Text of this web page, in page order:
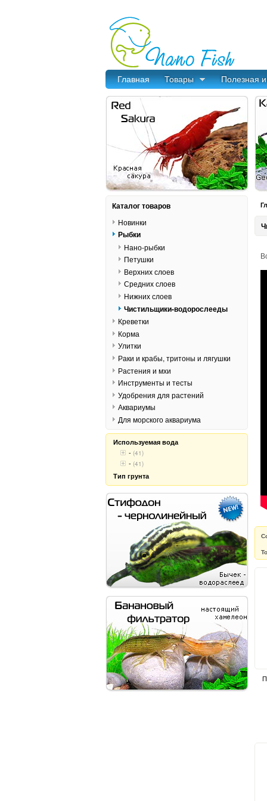
Главная Товары Полезная
Каталог товаров
Новинки
Рыбки
Нано-рыбки
Петушки
Верхних слоев
Средних слоев
Нижних слоев
Чистильщики-водорослееды
Креветки
Корма
Улитки
Раки и крабы, тритоны и лягушки
Растения и мхи
Инструменты и тесты
Удобрения для растений
Аквариумы
Для морского аквариума
Используемая вода
- (41)
- (41)
Тип грунта